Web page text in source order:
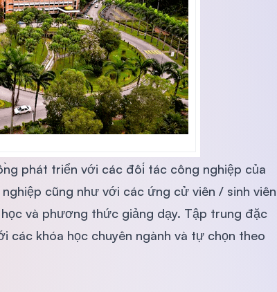
phát triển với các đối tác công nghiệp của
cũng như với các ứng cử viên / sinh viên
và phương thức giảng dạy. Tập trung đặc
các khóa học chuyên ngành và tự chọn theo